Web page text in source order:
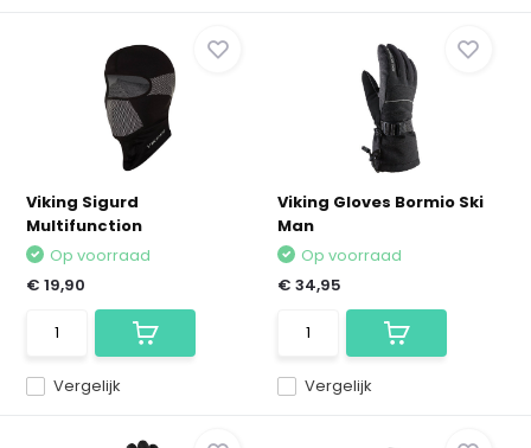
Viking Sigurd
Multifunction
Vergelijk
Op voorraad
€ 19,90
Viking Gloves Bormio Ski
Man
Vergelijk
Op voorraad
€ 34,95